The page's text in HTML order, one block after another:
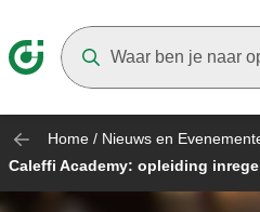
Home / Nieuws en
Caleffi Academy: opleiding